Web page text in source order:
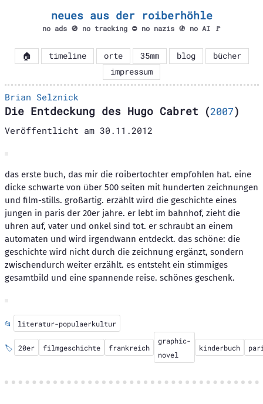
neues aus der roiberhöhle
no ads 🚫 no tracking ⛔ no nazis 🚯 no AI 🚩
🏠 timeline orte 35mm blog
bücher
impressum
Brian Selznick
Die Entdeckung des Hugo Cabret (2007)
Veröffentlicht am 30.11.2012
das erste buch, das mir die roibertochter empfohlen hat. eine
dicke schwarte von über 500 seiten mit hunderten zeichnungen
und film-stills. großartig. erzählt wird die geschichte eines
jungen in paris der 20er jahre. er lebt im bahnhof, zieht die
uhren auf, vater und onkel sind tot. er schraubt an einem
automaten und wird irgendwann entdeckt. das schöne: die
geschichte wird nicht durch die zeichnung ergänzt, sondern
zwischendurch weiter erzählt. es entsteht ein stimmiges
gesamtbild und eine spannende reise. schönes geschenk.
📂 literatur-populaerkultur
🏷️ 20er filmgeschichte frankreich
graphic-
novel
kinderbuch